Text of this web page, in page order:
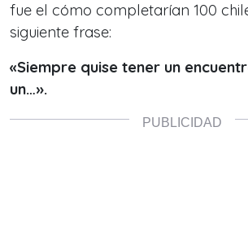
fue el cómo completarían 100
siguiente frase:
«Siempre quise tener un
un…».